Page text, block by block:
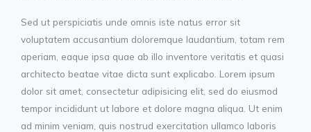
Sed ut perspiciatis unde omnis iste natus error sit
voluptatem accusantium doloremque laudantium, totam rem
aperiam, eaque ipsa quae ab illo inventore veritatis et quasi
architecto beatae vitae dicta sunt explicabo. Lorem ipsum
dolor sit amet, consectetur adipisicing elit, sed do eiusmod
tempor incididunt ut labore et dolore magna aliqua. Ut enim
ad minim veniam, quis nostrud exercitation ullamco laboris